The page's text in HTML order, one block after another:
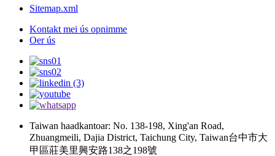
Sitemap.xml
Kontakt mei ús opnimme
Oer ús
Taiwan haadkantoar: No. 138-198, Xing'an Road,
Zhuangmeili, Dajia District, Taichung City, Taiwan台中市大
甲區莊美里興安路138之198號